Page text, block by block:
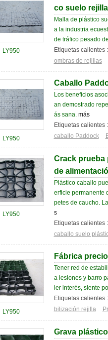
LY950
co suelo
Malla de plástico
a la industria
de tráfico pesado
Etiquetas calientes :
ombras de rejillas
LY950
Caballo
Los beneficios
an demostrado
ás sana. más
Etiquetas calientes :
caballo Paddock
LY950
Crack prueba
de
Plástico caballo
erficie permanente
petes de caucho.
s
Etiquetas calientes :
caballo suelo
LY950
Fábrica
Tener red de
a lesiones y barro
ier interés, siente
Etiquetas calientes :
bilización rejilla
Grava